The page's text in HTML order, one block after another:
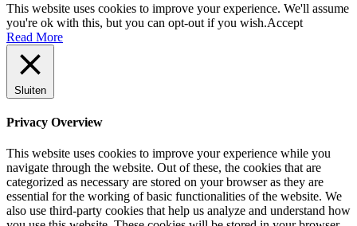
This website uses cookies to improve your experience. We'll assume
you're ok with this, but you can opt-out if you wish.Accept
Read More
Sluiten
Privacy Overview
This website uses cookies to improve your experience while you
navigate through the website. Out of these, the cookies that are
categorized as necessary are stored on your browser as they are
essential for the working of basic functionalities of the website. We
also use third-party cookies that help us analyze and understand how